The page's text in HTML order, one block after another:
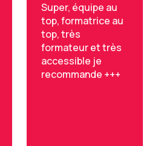
Super, équipe au
top, formatrice au
top, très
formateur et très
accessible je
recommande +++